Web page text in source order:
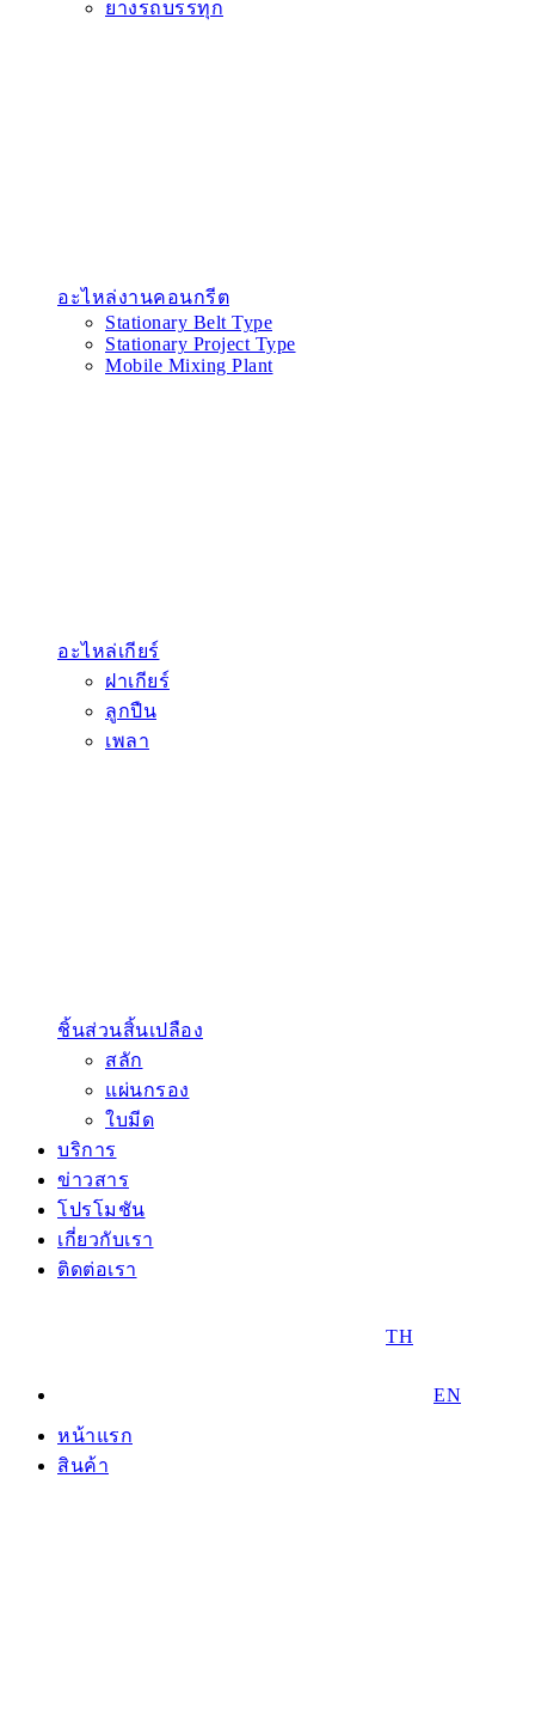
ยางรถบรรทุก
อะไหล่งานคอนกรีต
Stationary Belt Type
Stationary Project Type
Mobile Mixing Plant
อะไหล่เกียร์
ฝาเกียร์
ลูกปืน
เพลา
ชิ้นส่วนสิ้นเปลือง
สลัก
แผ่นกรอง
ใบมีด
บริการ
ข่าวสาร
โปรโมชัน
เกี่ยวกับเรา
ติดต่อเรา
TH
EN
หน้าแรก
สินค้า